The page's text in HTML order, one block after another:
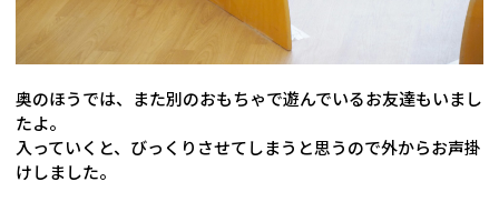
奥のほうでは、また別のおもちゃで遊んでいるお友達もいまし
たよ。
入っていくと、びっくりさせてしまうと思うので外からお声掛
けしました。